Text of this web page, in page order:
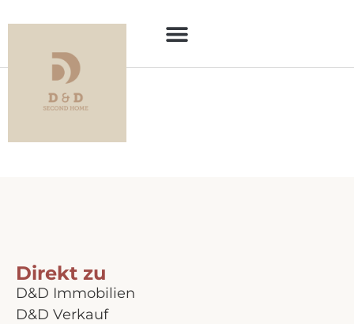
Kategorie:
im Angebot
Direkt zu
D&D Immobilien
D&D Verkauf